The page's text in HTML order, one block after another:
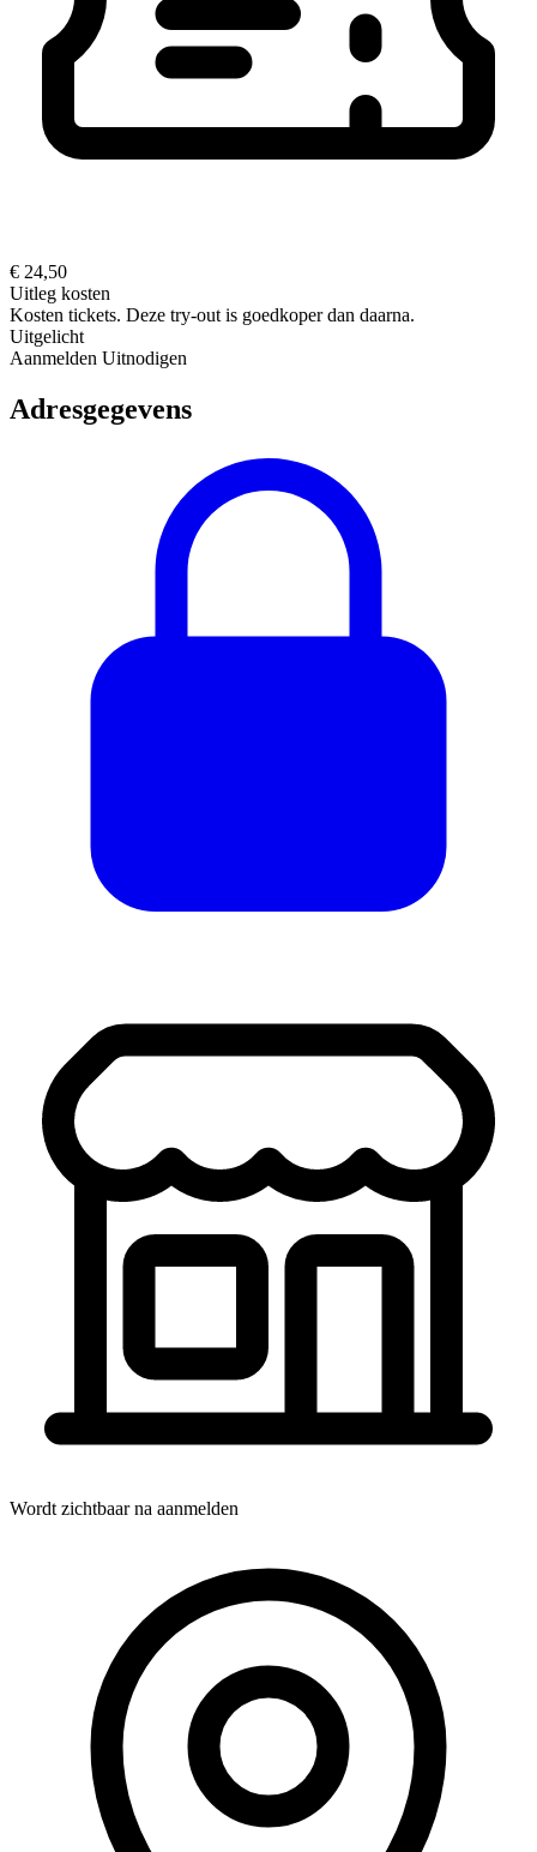
€ 24,50
Uitleg kosten
Kosten tickets. Deze try-out is goedkoper dan daarna.
Uitgelicht
Aanmelden Uitnodigen
Adresgegevens
Wordt zichtbaar na aanmelden